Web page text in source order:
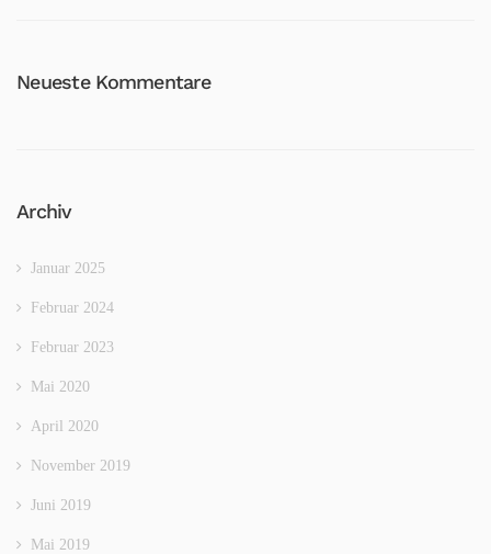
Neueste Kommentare
Archiv
Januar 2025
Februar 2024
Februar 2023
Mai 2020
April 2020
November 2019
Juni 2019
Mai 2019